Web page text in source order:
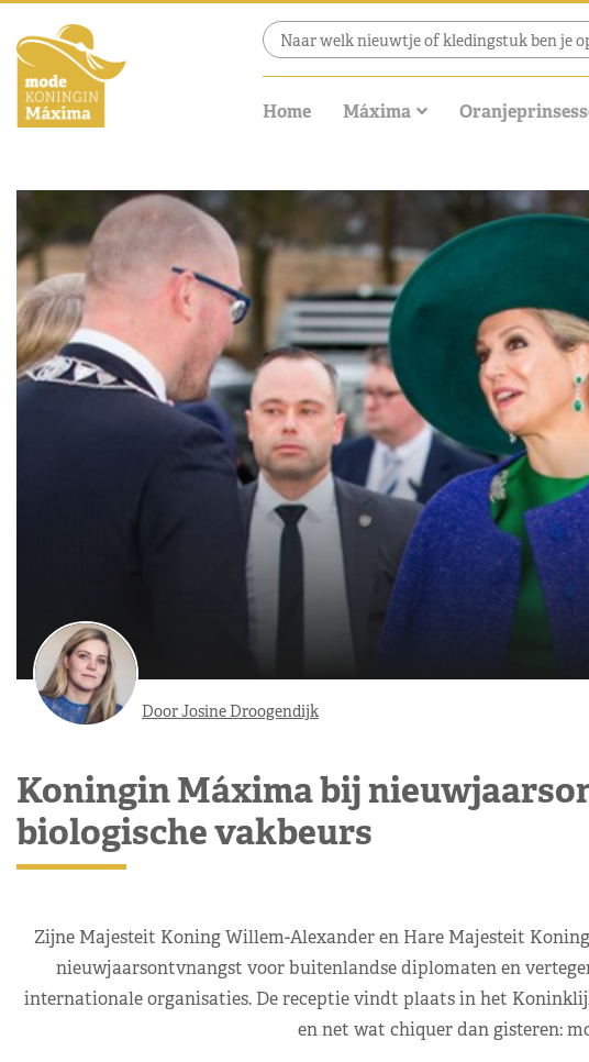
Home Máxima
Door Josine Droogendijk
Koningin Máxima bij
biologische vakbeurs
Zijne Majesteit Koning Willem-Alexander en Hare Majesteit
nieuwjaarsontvnangst voor buitenlandse diplomaten en
internationale organisaties. De receptie vindt plaats in het
en net wat chiquer dan gisteren: